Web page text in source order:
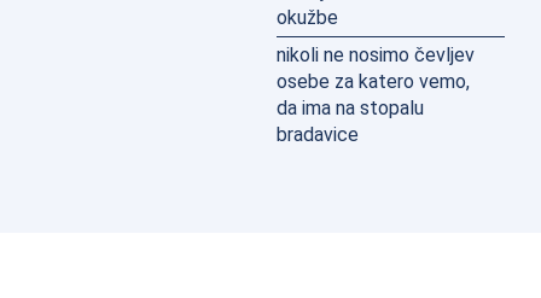
okužbe
nikoli ne nosimo čevljev
osebe za katero vemo,
da ima na stopalu
bradavice